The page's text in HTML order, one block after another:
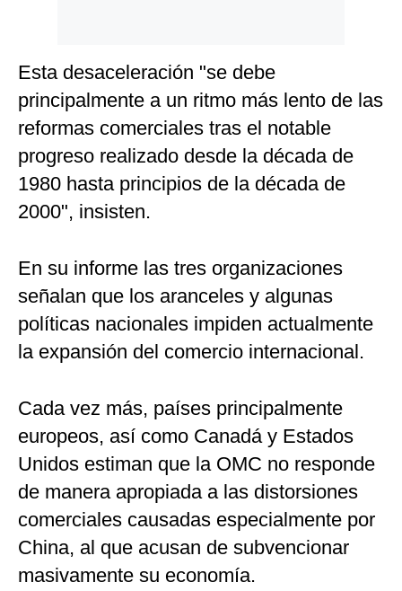
Esta desaceleración "se debe
principalmente a un ritmo más lento de las
reformas comerciales tras el notable
progreso realizado desde la década de
1980 hasta principios de la década de
2000", insisten.
En su informe las tres organizaciones
señalan que los aranceles y algunas
políticas nacionales impiden actualmente
la expansión del comercio internacional.
Cada vez más, países principalmente
europeos, así como Canadá y Estados
Unidos estiman que la OMC no responde
de manera apropiada a las distorsiones
comerciales causadas especialmente por
China, al que acusan de subvencionar
masivamente su economía.